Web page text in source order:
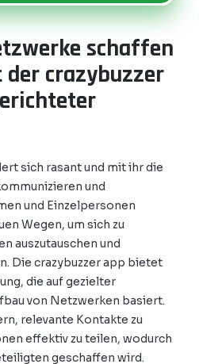
schaffen
crazybuzzer
sich rasant und mit ihr die
und
und Einzelpersonen
Wegen, um sich zu
auszutauschen und
Die crazybuzzer app bietet
die auf gezielter
von Netzwerken basiert.
relevante Kontakte zu
effektiv zu teilen, wodurch
geschaffen wird.